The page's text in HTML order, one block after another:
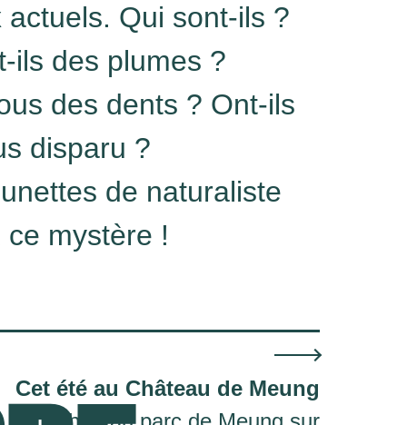
actuels. Qui sont-ils ?
ils des plumes ?
des dents ? Ont-ils
disparu ?
de naturaliste
mystère !
Cet été au Château de Meung